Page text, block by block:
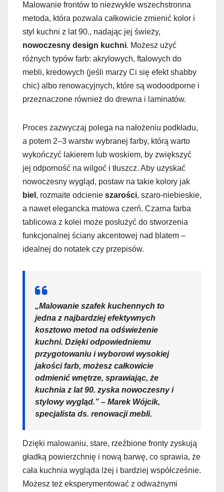
Malowanie frontów to niezwykle wszechstronna
metoda, która pozwala całkowicie zmienić kolor i
styl kuchni z lat 90., nadając jej świeży,
nowoczesny design kuchni. Możesz użyć
różnych typów farb: akrylowych, ftalowych do
mebli, kredowych (jeśli marzy Ci się efekt shabby
chic) albo renowacyjnych, które są wodoodporne i
przeznaczone również do drewna i laminatów.
Proces zazwyczaj polega na nałożeniu podkładu,
a potem 2–3 warstw wybranej farby, którą warto
wykończyć lakierem lub woskiem, by zwiększyć
jej odporność na wilgoć i tłuszcz. Aby uzyskać
nowoczesny wygląd, postaw na takie kolory jak
biel , rozmaite odcienie szarości, szaro-niebieskie,
a nawet elegancka matowa czerń. Czarna farba
tablicowa z kolei może posłużyć do stworzenia
funkcjonalnej ściany akcentowej nad blatem –
idealnej do notatek czy przepisów.
„Malowanie szafek kuchennych to
jedna z najbardziej efektywnych
kosztowo metod na odświeżenie
kuchni. Dzięki odpowiedniemu
przygotowaniu i wyborowi wysokiej
jakości farb, możesz całkowicie
odmienić wnętrze, sprawiając, że
kuchnia z lat 90. zyska nowoczesny i
stylowy wygląd.” – Marek Wójcik,
specjalista ds. renowacji mebli.
Dzięki malowaniu, stare, rzeźbione fronty zyskują
gładką powierzchnię i nową barwę, co sprawia, że
cała kuchnia wygląda lżej i bardziej współcześnie.
Możesz też eksperymentować z odważnymi